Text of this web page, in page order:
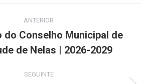
ANTERIOR
post:
do Conselho Municipal de
de Nelas | 2026-2029
SEGUINTE